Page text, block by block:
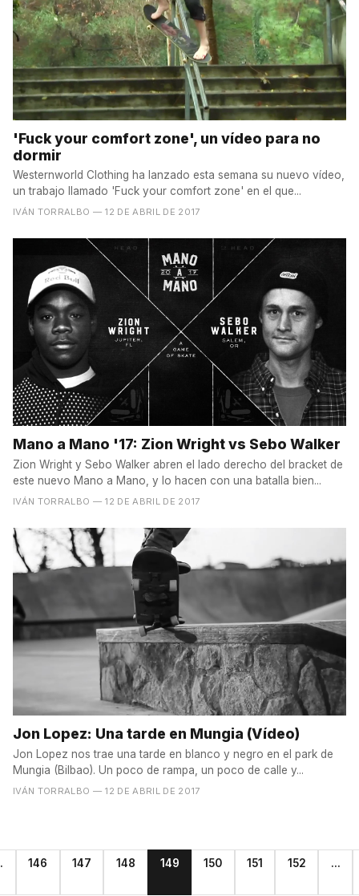
'Fuck your comfort zone', un vídeo para no
dormir
Westernworld Clothing ha lanzado esta semana su nuevo vídeo,
un trabajo llamado 'Fuck your comfort zone' en el que...
IVÁN TORRALBO — 12 DE ABRIL DE 2017
Mano a Mano '17: Zion Wright vs Sebo Walker
Zion Wright y Sebo Walker abren el lado derecho del bracket de
este nuevo Mano a Mano, y lo hacen con una batalla bien...
IVÁN TORRALBO — 12 DE ABRIL DE 2017
Jon Lopez: Una tarde en Mungia (Vídeo)
Jon Lopez nos trae una tarde en blanco y negro en el park de
Mungia (Bilbao). Un poco de rampa, un poco de calle y...
IVÁN TORRALBO — 12 DE ABRIL DE 2017
146 147 148 149 150 151 152 ...